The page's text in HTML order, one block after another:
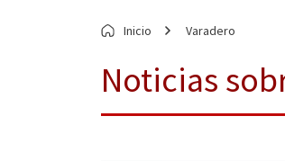
Inicio Varadero
Noticias